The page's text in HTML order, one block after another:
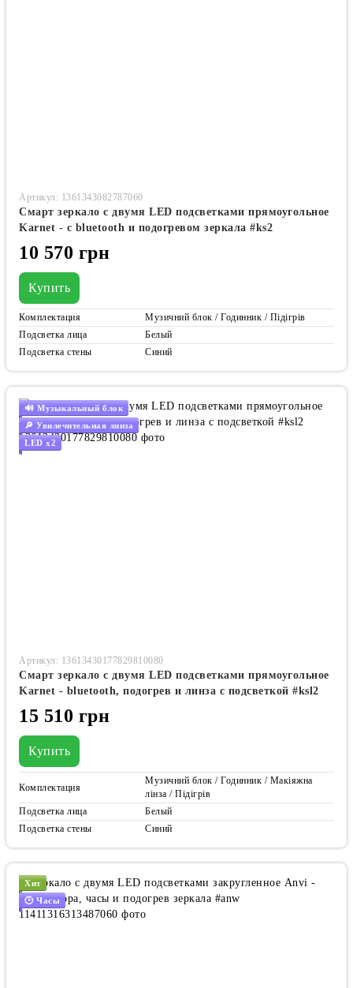
Артикул: 1361343082787060
Смарт зеркало с двумя LED подсветками прямоугольное
Karnet - с bluetooth и подогревом зеркала #ks2
10 570 грн
Купить
Комплектация
Музичний блок / Годинник / Підігрів
Подсветка лица
Белый
Подсветка стены
Синий
🔊 Музыкальный блок
🔎 Увилечительная линза
LED x2
Артикул: 13613430177829810080
Смарт зеркало с двумя LED подсветками прямоугольное
Karnet - bluetooth, подогрев и линза с подсветкой #ksl2
15 510 грн
Купить
Комплектация
Музичний блок / Годинник / Макіяжна
лінза / Підігрів
Подсветка лица
Белый
Подсветка стены
Синий
Хит
🕑 Часы